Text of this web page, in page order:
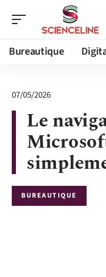
Bureautique
07/05/2026
Le
BUREAUTIQUE